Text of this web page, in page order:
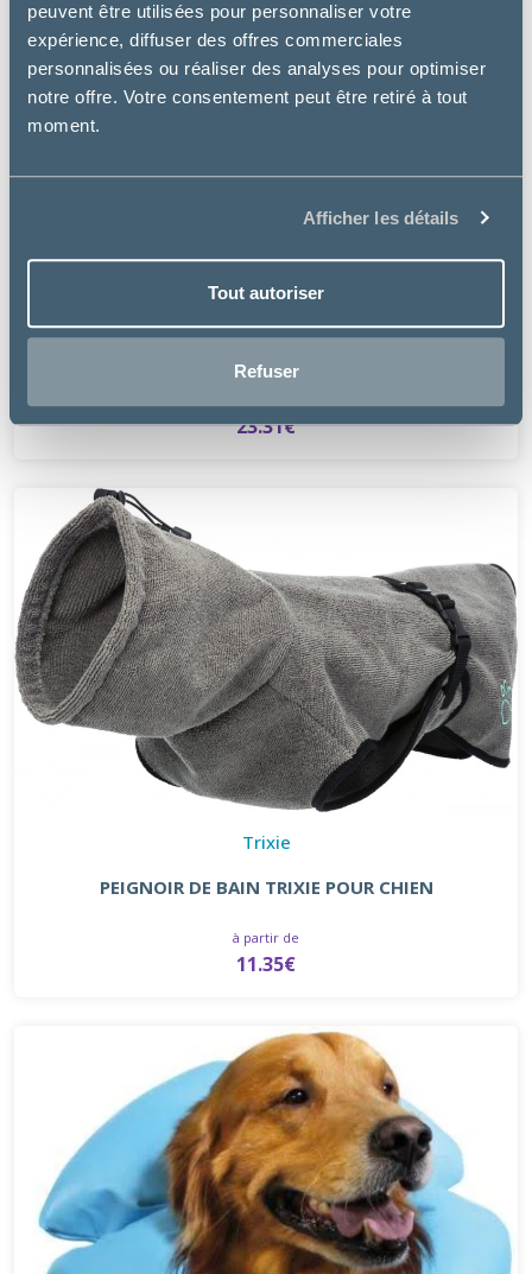
peuvent être utilisées pour personnaliser votre
expérience, diffuser des offres commerciales
personnalisées ou réaliser des analyses pour optimiser
notre offre. Votre consentement peut être retiré à tout
moment.
Afficher les détails
Tout autoriser
Refuser
VetMedCare
23.31€
Trixie
PEIGNOIR DE BAIN TRIXIE POUR CHIEN
à partir de
11.35€